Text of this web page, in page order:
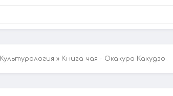
Культурология » Книга чая - Окакура Какудзо